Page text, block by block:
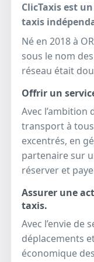
ClicTaxis est
taxis
Né en 2018 à
sous le nom
réseau était
Offrir un
Avec l’ambition
transport à
excentrés, en
partenaire sur
réserver et
Assurer une
taxis.
Avec l’envie
déplacements
économique